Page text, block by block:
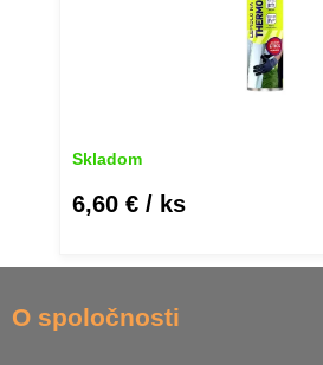
Skladom
6,60 € / ks
O spoločnosti